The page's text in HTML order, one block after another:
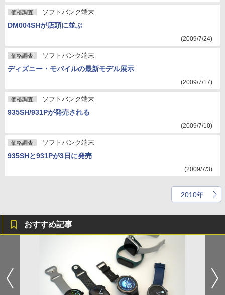
価格調査 ソフトバンク端末
DM004SHが店頭に並ぶ
(2009/7/24)
価格調査 ソフトバンク端末
ディズニー・モバイルの最新モデル展示
(2009/7/17)
価格調査 ソフトバンク端末
935SH/931Pが発売される
(2009/7/10)
価格調査 ソフトバンク端末
935SHと931Pが3日に発売
(2009/7/3)
2010年
おすすめ記事